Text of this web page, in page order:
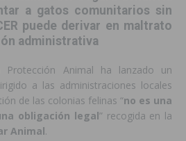
a gatos comunitarios sin
puede derivar en maltrato
administrativa
Protección Animal ha lanzado un
a las administraciones locales
de las colonias felinas “no es una
obligación legal” recogida en la
Animal.